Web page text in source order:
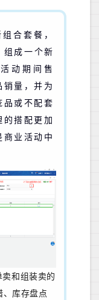
合套餐，
组成一个新
动期间售
销量，并为
品或不配套
搭配更加
商业活动中
和组装卖的
、库存盘点